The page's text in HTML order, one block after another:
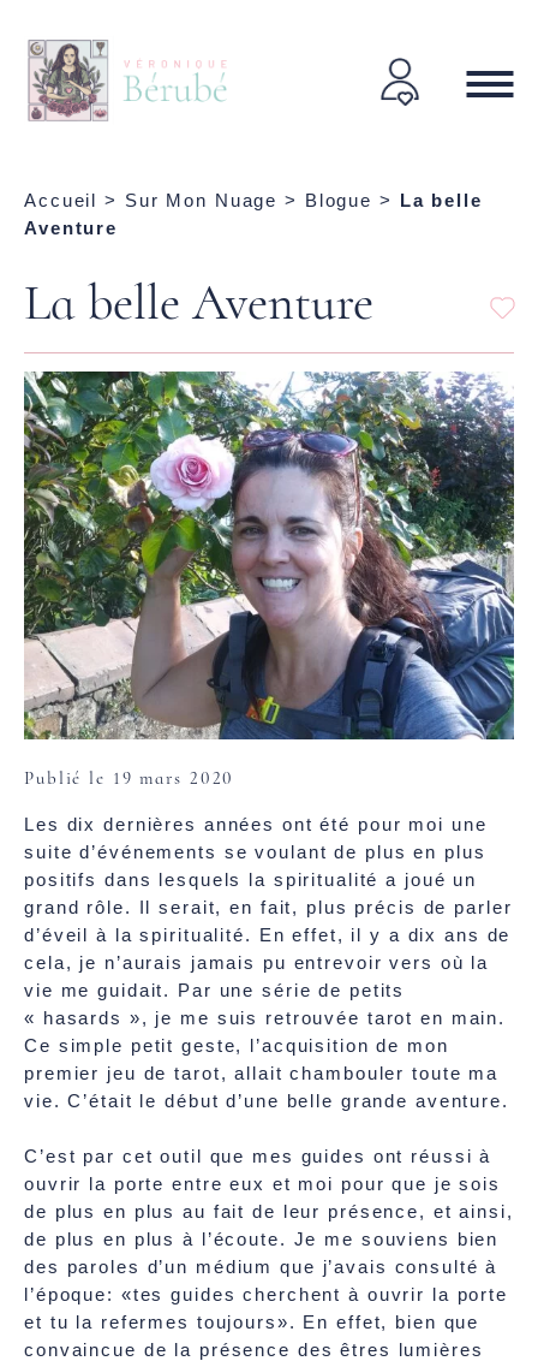
Accueil > Sur Mon Nuage > Blogue > La belle
Aventure
La belle Aventure
Publié le 19 mars 2020
Les dix dernières années ont été pour moi une
suite d’événements se voulant de plus en plus
positifs dans lesquels la spiritualité a joué un
grand rôle. Il serait, en fait, plus précis de parler
d’éveil à la spiritualité. En effet, il y a dix ans de
cela, je n’aurais jamais pu entrevoir vers où la
vie me guidait. Par une série de petits
« hasards », je me suis retrouvée tarot en main.
Ce simple petit geste, l’acquisition de mon
premier jeu de tarot, allait chambouler toute ma
vie. C’était le début d’une belle grande aventure.
C’est par cet outil que mes guides ont réussi à
ouvrir la porte entre eux et moi pour que je sois
de plus en plus au fait de leur présence, et ainsi,
de plus en plus à l’écoute. Je me souviens bien
des paroles d’un médium que j’avais consulté à
l’époque: «tes guides cherchent à ouvrir la porte
et tu la refermes toujours». En effet, bien que
convaincue de la présence des êtres lumières